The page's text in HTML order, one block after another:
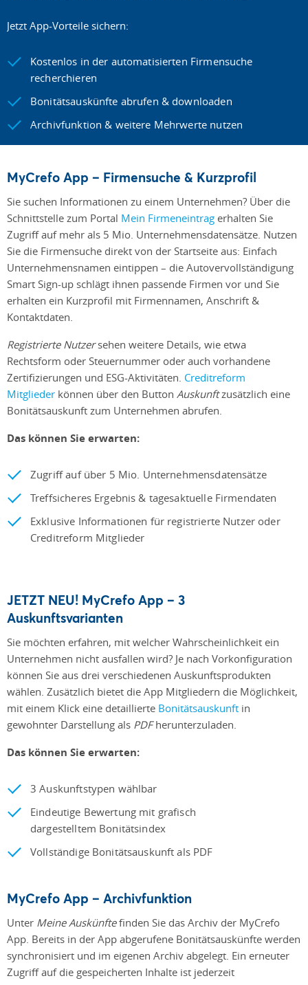
Jetzt App-Vorteile sichern:
Kostenlos in der automatisierten Firmensuche
recherchieren
Bonitätsauskünfte abrufen & downloaden
Archivfunktion & weitere Mehrwerte nutzen
MyCrefo App – Firmensuche & Kurzprofil
Sie suchen Informationen zu einem Unternehmen? Über die
Schnittstelle zum Portal Mein Firmeneintrag erhalten Sie
Zugriff auf mehr als 5 Mio. Unternehmensdatensätze. Nutzen
Sie die Firmensuche direkt von der Startseite aus: Einfach
Unternehmensnamen eintippen – die Autovervollständigung
Smart Sign-up schlägt ihnen passende Firmen vor und Sie
erhalten ein Kurzprofil mit Firmennamen, Anschrift &
Kontaktdaten.
Registrierte Nutzersehen weitere Details, wie etwa
Rechtsform oder Steuernummer oder auch vorhandene
Zertifizierungen und ESG-Aktivitäten. Creditreform
Mitglieder können über den Button Auskunftzusätzlich eine
Bonitätsauskunft zum Unternehmen abrufen.
Das können Sie erwarten:
Zugriff auf über 5 Mio. Unternehmensdatensätze
Treffsicheres Ergebnis & tagesaktuelle Firmendaten
Exklusive Informationen für registrierte Nutzer oder
Creditreform Mitglieder
JETZT NEU! MyCrefo App – 3
Auskunftsvarianten
Sie möchten erfahren, mit welcher Wahrscheinlichkeit ein
Unternehmen nicht ausfallen wird? Je nach Vorkonfiguration
können Sie aus drei verschiedenen Auskunftsprodukten
wählen. Zusätzlich bietet die App Mitgliedern die Möglichkeit,
mit einem Klick eine detaillierte Bonitätsauskunft in
gewohnter Darstellung als PDFherunterzuladen.
Das können Sie erwarten:
3 Auskunftstypen wählbar
Eindeutige Bewertung mit grafisch
dargestelltem Bonitätsindex
Vollständige Bonitätsauskunft als PDF
MyCrefo App – Archivfunktion
Unter Meine Auskünftefinden Sie das Archiv der MyCrefo
App. Bereits in der App abgerufene Bonitätsauskünfte werden
synchronisiert und im eigenen Archiv abgelegt. Ein erneuter
Zugriff auf die gespeicherten Inhalte ist jederzeit